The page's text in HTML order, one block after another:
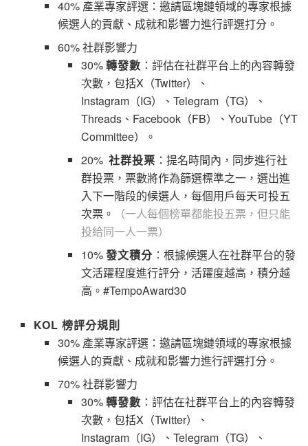
40% 產業專家評選：邀請區塊鏈領域的專家根據
候選人的貢獻、成就和影響力進行評選打分。
60% 社群影響力
30%轉發數 ：評估在社群平台上的內容轉發
次數，包括X（Twitter）、
Instagram（IG）、Telegram（TG）、
Threads、Facebook（FB）、YouTube（YT
Committee）。
20% 社群投票 ：提名時間內，同步進行社
群投票，票數將作為篩選標準之一，選出進
入下一階段的候選人，每個用戶每天可投五
次票。
（一人每個榜單都能投五票，但只能
投給同一人一票）
10%發文積分：根據候選人在社群平台的發
文活躍程度進行評分，活躍度越高，積分越
高。#TempoAward30
KOL 榜評分規則
30% 產業專家評選：邀請區塊鏈領域的專家根據
候選人的貢獻、成就和影響力進行評選打分。
70% 社群影響力
30%轉發數 ：評估在社群平台上的內容轉發
次數，包括X（Twitter）、
Instagram（IG）、Telegram（TG）、